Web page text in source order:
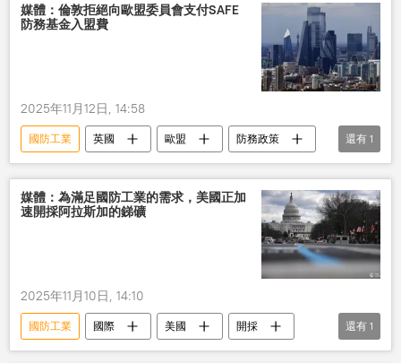
媒體：倫敦拒絕向歐盟委員會支付SAFE
防務基金入盟費
2025年11月12日, 14:58
國防工業 英國 歐盟
防務政策
安全
還有 1
媒體：為滿足國防工業的需求，美國正加
速開採阿拉斯加的銻礦
2025年11月10日, 14:10
國防工業 國際 美國
開採
金屬
還有 1